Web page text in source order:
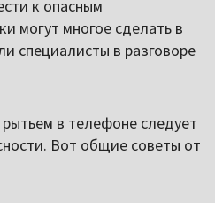
к опасным
могут многое сделать в
специалисты в разговоре
в телефоне следует
Вот общие советы от